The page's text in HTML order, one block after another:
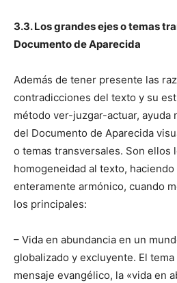
3.3. Los grandes ejes o temas
Documento de Aparecida
Además de tener presente las
contradicciones del texto y su
método ver-juzgar-actuar, ayuda
del Documento de Aparecida
o temas transversales. Son ellos
homogeneidad al texto,
enteramente armónico, cuando
los principales:
– Vida en abundancia en un
globalizado y excluyente. El
mensaje evangélico, la «vida en